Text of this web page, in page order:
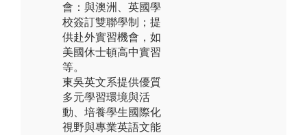
會：與澳洲、英國學
校簽訂雙聯學制；提
供赴外實習機會，如
美國休士頓高中實習
等。
東吳英文系提供優質
多元學習環境與活
動、培養學生國際化
視野與專業英語文能